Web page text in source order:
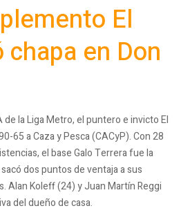
El
chapa en Don
de la Liga Metro, el puntero e invicto El
65 a Caza y Pesca (CACyP). Con 28
el base Galo Terrera fue la
dos puntos de ventaja a sus
Alan Koleff (24) y Juan Martín Reggi
del dueño de casa.